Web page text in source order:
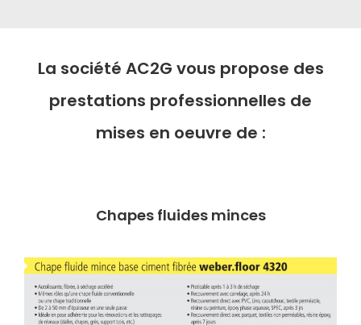
La société AC2G vous propose des
prestations professionnelles de
mises en oeuvre de :
Chapes fluides minces